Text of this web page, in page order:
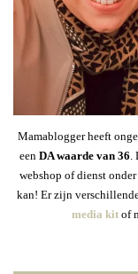
Mamablogger heeft
een DA waarde van 36
webshop of dienst
kan! Er zijn
media kitof